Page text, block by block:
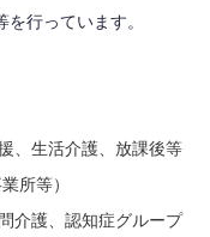
行っています。
、生活介護、放課後等
所等）
介護、認知症グループ